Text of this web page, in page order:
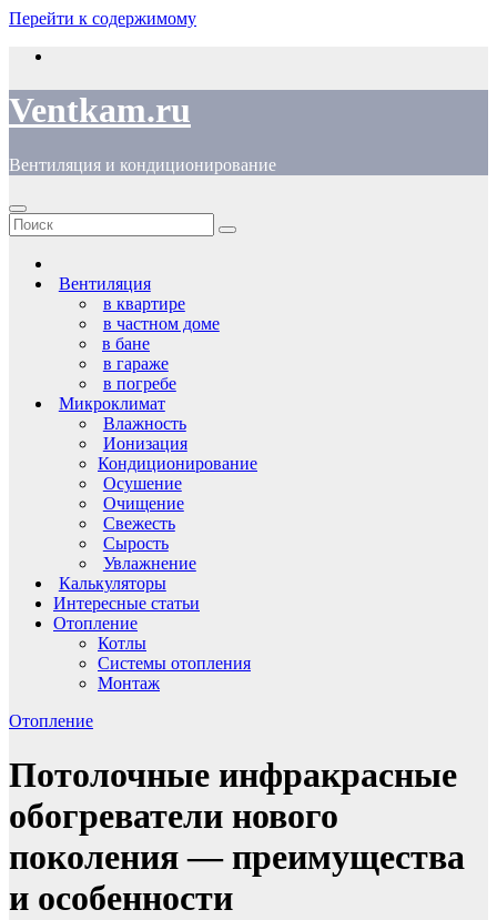
Перейти к содержимому
Ventkam.ru
Вентиляция и кондиционирование
Вентиляция
в квартире
в частном доме
в бане
в гараже
в погребе
Микроклимат
Влажность
Ионизация
Кондиционирование
Осушение
Очищение
Свежесть
Сырость
Увлажнение
Калькуляторы
Интересные статьи
Отопление
Котлы
Системы отопления
Монтаж
Отопление
Потолочные инфракрасные
обогреватели нового
поколения — преимущества
и особенности